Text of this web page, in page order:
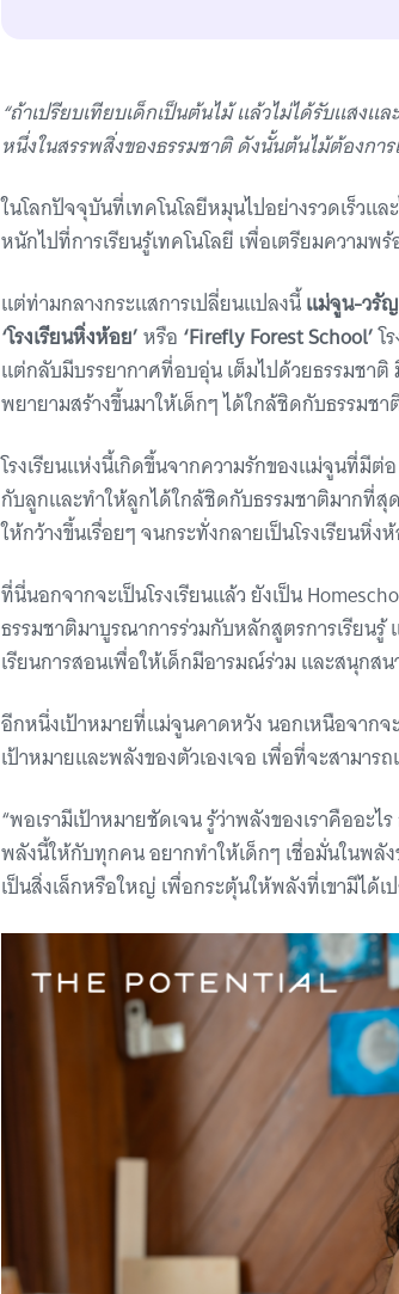
“ถ้าเปรียบเทียบเด็กเป็นต้นไม้ แล้วไม่ได้รับแสงแ
หนึ่งในสรรพสิ่งของธรรมชาติ ดังนั้นต้นไม้ต้องกา
ในโลกปัจจุบันที่เทคโนโลยีหมุนไปอย่างรวดเร็ว
หนักไปที่การเรียนรู้เทคโนโลยี เพื่อเตรียมความพ
แต่ท่ามกลางกระแสการเปลี่ยนแปลงนี้แม่จูน-วรั
‘โรงเรียนหิ่งห้อย’หรือ ‘Firefly Forest School’โ
แต่กลับมีบรรยากาศที่อบอุ่น เต็มไปด้วยธรรมชาติ
พยายามสร้างขึ้นมาให้เด็กๆ ได้ใกล้ชิดกับธรรมช
โรงเรียนแห่งนี้เกิดขึ้นจากความรักของแม่จูนที่มี
กับลูกและทำให้ลูกได้ใกล้ชิดกับธรรมชาติมากที่
ให้กว้างขึ้นเรื่อยๆ จนกระทั่งกลายเป็นโรงเรียนหิ่
ที่นี่นอกจากจะเป็นโรงเรียนแล้ว ยังเป็น
ธรรมชาติมาบูรณาการร่วมกับหลักสูตรการเรียน
เรียนการสอนเพื่อให้เด็กมีอารมณ์ร่วม และสนุกสน
อีกหนึ่งเป้าหมายที่แม่จูนคาดหวัง นอกเหนือจาก
เป้าหมายและพลังของตัวเองเจอ เพื่อที่จะสามาร
“พอเรามีเป้าหมายชัดเจน รู้ว่าพลังของเราคืออะ
พลังนี้ให้กับทุกคน อยากทําให้เด็กๆ เชื่อมั่นในพลั
เป็นสิ่งเล็กหรือใหญ่ เพื่อกระตุ้นให้พลังที่เขามีได้เ